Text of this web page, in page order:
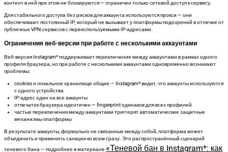
контент в ней при этом не блокируются — ограничен только сетевой доступ к сервису.
Для стабильного доступа без рисков для аккаунта используются прокси — они
обеспечивают постоянный IP, который не вызывает у платформы подозрений в отличие от
публичных VPN-сервисов с переиспользуемыми IP-адресами.
Ограничения веб-версии при работе с несколькими аккаунтами
Веб-версия Instagram* поддерживает переключение между аккаунтами в рамках одного
профиля браузера, но при работе с несколькими аккаунтами одновременно возникают
проблемы:
cookies и локальное хранилище общие — Instagram* видит, что аккаунты используются
с одного устройства
IP-адрес один на все аккаунты
отпечаток браузера идентичен — fingerprint одинаков для всех профилей
частые переключения между аккаунтами триггерят автоматические защитные
механизмы платформы
В результате аккаунты, формально не связанные между собой, платформа может
объединить и применить санкции ко всем сразу. Это распространённый сценарий
теневого бана — подробнее в материале «Теневой бан в Instagram*: как